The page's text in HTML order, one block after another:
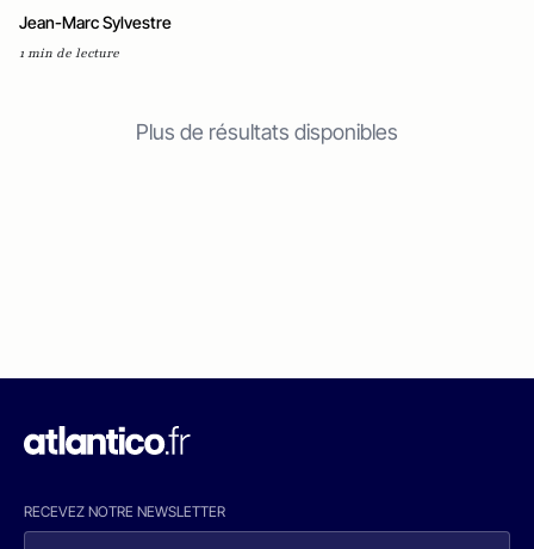
Jean-Marc Sylvestre
1 min de lecture
Plus de résultats disponibles
RECEVEZ NOTRE NEWSLETTER